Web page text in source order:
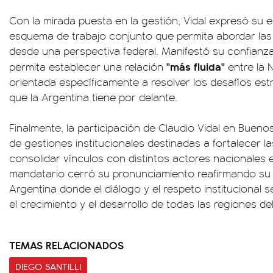
Con la mirada puesta en la gestión, Vidal expresó su
esquema de trabajo conjunto que permita abordar
desde una perspectiva federal. Manifestó su
permita establecer una relación "más fluida" entre la
orientada específicamente a resolver los desafíos
que la Argentina tiene por delante.
Finalmente, la participación de Claudio Vidal en
de gestiones institucionales destinadas a fortalecer
consolidar vínculos con distintos actores nacionales
mandatario cerró su pronunciamiento reafirmando
Argentina donde el diálogo y el respeto institucional
el crecimiento y el desarrollo de todas las regiones
TEMAS RELACIONADOS
DIEGO SANTILLI